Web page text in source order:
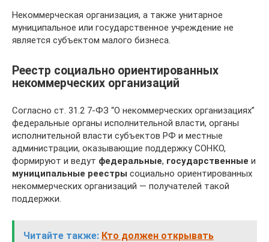
Некоммерческая организация, а также унитарное
муниципальное или государственное учреждение не
является субъектом малого бизнеса.
Реестр социально ориентированных
некоммерческих организаций
Согласно ст. 31.2 7-ФЗ “О некоммерческих организациях”
федеральные органы исполнительной власти, органы
исполнительной власти субъектов РФ и местные
администрации, оказывающие поддержку СОНКО,
формируют и ведут федеральные, государственные и
муниципальные реестры социально ориентированных
некоммерческих организаций — получателей такой
поддержки.
Читайте также: Кто должен открывать